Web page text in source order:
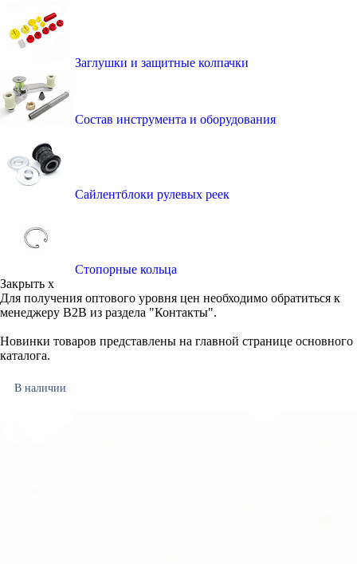
Заглушки и защитные колпачки
Состав инструмента и оборудования
Сайлентблоки рулевых реек
Стопорные кольца
Закрыть x
Для получения оптового уровня цен необходимо обратиться к
менеджеру B2B из раздела "Контакты".
Новинки товаров представлены на главной странице основного
каталога.
В наличии